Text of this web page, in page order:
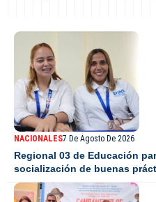
NACIONALES7 De Agosto De 2026
Regional 03 de Educación
socialización de buenas